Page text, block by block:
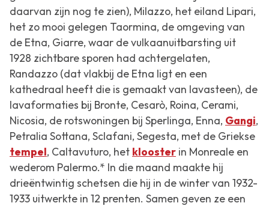
daarvan zijn nog te zien), Milazzo, het eiland Lipari,
het zo mooi gelegen Taormina, de omgeving van
de Etna, Giarre, waar de vulkaanuitbarsting uit
1928 zichtbare sporen had achtergelaten,
Randazzo (dat vlakbij de Etna ligt en een
kathedraal heeft die is gemaakt van lavasteen), de
lavaformaties bij Bronte, Cesarò, Roina, Cerami,
Nicosia, de rotswoningen bij Sperlinga, Enna, Gangi,
Petralia Sottana, Sclafani, Segesta, met de Griekse
tempel, Caltavuturo, het klooster in Monreale en
wederom Palermo.* In die maand maakte hij
drieëntwintig schetsen die hij in de winter van 1932-
1933 uitwerkte in 12 prenten. Samen geven ze een